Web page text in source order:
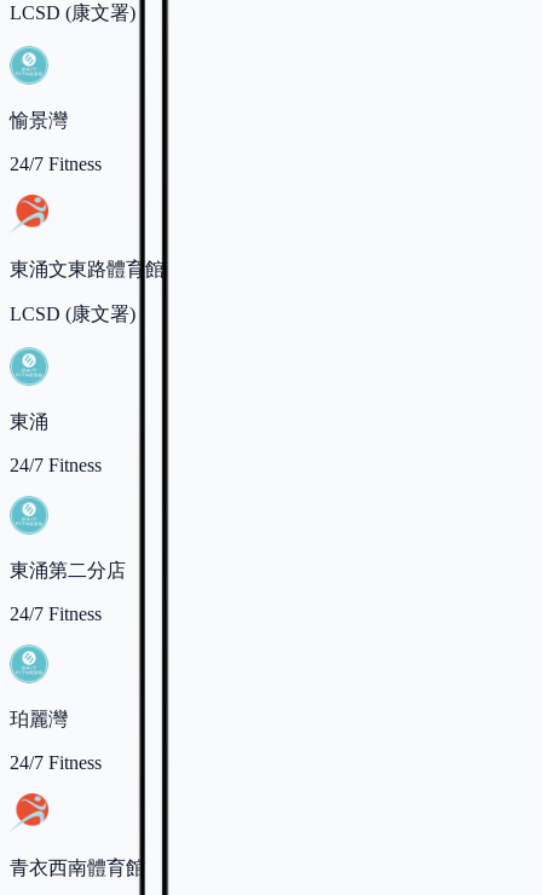
LCSD (康文署)
愉景灣
24/7 Fitness
東涌文東路體育館
LCSD (康文署)
東涌
24/7 Fitness
東涌第二分店
24/7 Fitness
珀麗灣
24/7 Fitness
青衣西南體育館